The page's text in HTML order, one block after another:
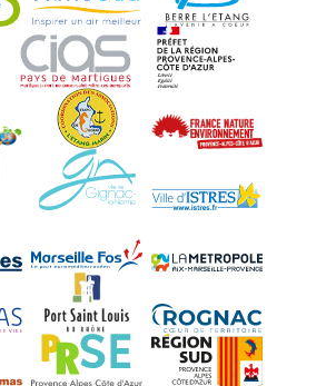
CIAS
Relais Côte BleueEtang marin
Ouvrière Gignac-la-Nerthe
Port-Saint-Louis
Chamas PRSE Région Sud